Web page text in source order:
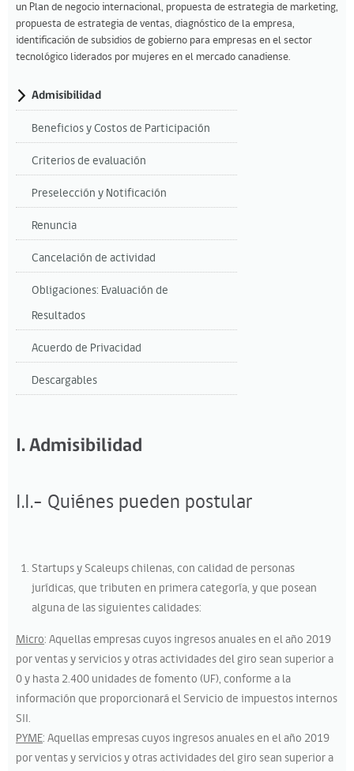
un Plan de negocio internacional, propuesta de estrategia de marketing,
propuesta de estrategia de ventas, diagnóstico de la empresa,
identificación de subsidios de gobierno para empresas en el sector
tecnológico liderados por mujeres en el mercado canadiense.
Admisibilidad
Beneficios y Costos de Participación
Criterios de evaluación
Preselección y Notificación
Renuncia
Cancelación de actividad
Obligaciones: Evaluación de
Resultados
Acuerdo de Privacidad
Descargables
I. Admisibilidad
I.I.- Quiénes pueden postular
Startups y Scaleups chilenas, con calidad de personas
jurídicas, que tributen en primera categoría, y que posean
alguna de las siguientes calidades:
Micro: Aquellas empresas cuyos ingresos anuales en el año 2019
por ventas y servicios y otras actividades del giro sean superior a
0 y hasta 2.400 unidades de fomento (UF), conforme a la
información que proporcionará el Servicio de impuestos internos
SII.
PYME: Aquellas empresas cuyos ingresos anuales en el año 2019
por ventas y servicios y otras actividades del giro sean superior a